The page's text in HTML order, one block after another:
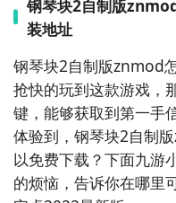
有歌曲列表3周年已有歌
2、钢琴块2自制版
钢琴块2自制版
装地址
钢琴块2自制版znmod
抢快的玩到这款游戏，
键，能够获取到第一手
体验到，钢琴块2自制
以免费下载？下面九游
的烦恼，告诉你在哪里